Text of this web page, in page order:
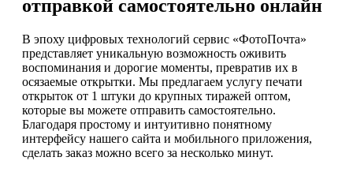
отправкой самостоятельно онлайн
В эпоху цифровых технологий сервис «ФотоПочта»
представляет уникальную возможность оживить
воспоминания и дорогие моменты, превратив их в
осязаемые открытки. Мы предлагаем услугу печати
открыток от 1 штуки до крупных тиражей оптом,
которые вы можете отправить самостоятельно.
Благодаря простому и интуитивно понятному
интерфейсу нашего сайта и мобильного приложения,
сделать заказ можно всего за несколько минут.